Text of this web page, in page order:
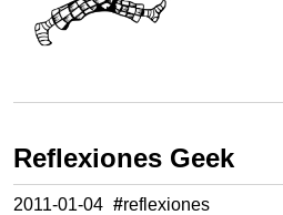
Reflexiones Geek
2011-01-04 #reflexiones